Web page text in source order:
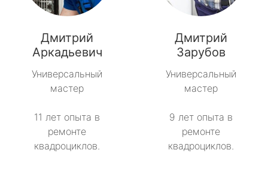
Дмитрий
Аркадьевич
Универсальный
мастер
11 лет опыта в
ремонте
квадроциклов.
Дмитрий
Зарубов
Универсальный
мастер
9 лет опыта в
ремонте
квадроциклов.